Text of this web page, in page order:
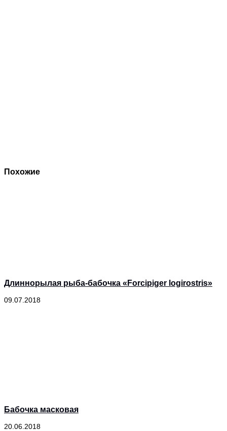
Похожие
Длиннорылая рыба-бабочка «Forcipiger logirostris»
09.07.2018
Бабочка масковая
20.06.2018